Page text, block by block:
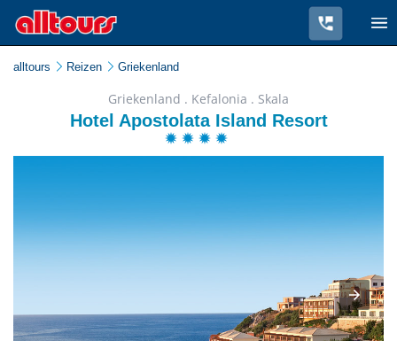
alltours Reizen Griekenland
Griekenland . Kefalonia . Skala
Hotel Apostolata Island Resort